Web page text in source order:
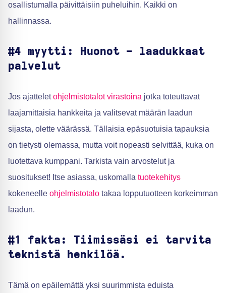
osallistumalla päivittäisiin puheluihin. Kaikki on
hallinnassa.
#4 myytti: Huonot - laadukkaat
palvelut
Jos ajatteletohjelmistotalot virastoina jotka toteuttavat
laajamittaisia hankkeita ja valitsevat määrän laadun
sijasta, olette väärässä. Tällaisia epäsuotuisia tapauksia
on tietysti olemassa, mutta voit nopeasti selvittää, kuka on
luotettava kumppani. Tarkista vain arvostelut ja
suositukset! Itse asiassa, uskomalla tuotekehitys
kokeneelle ohjelmistotalo takaa lopputuotteen korkeimman
laadun.
#1 fakta: Tiimissäsi ei tarvita
teknistä henkilöä.
Tämä on epäilemättä yksi suurimmista eduista